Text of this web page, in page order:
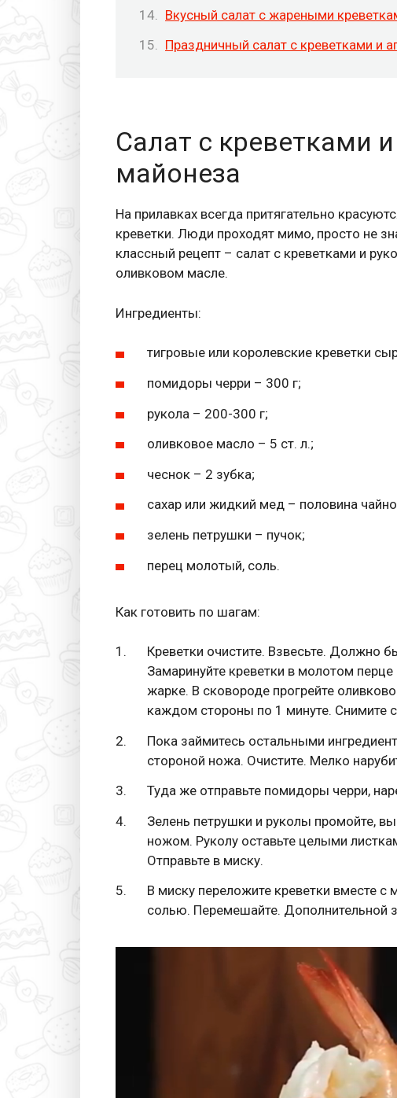
Вкусный салат с жареными
Праздничный салат с креветками и
Салат с креветками
майонеза
На прилавках всегда притягательно
креветки. Люди проходят мимо, просто не
классный рецепт – салат с креветками и
оливковом масле.
Ингредиенты:
тигровые или королевские креветки
помидоры черри – 300 г;
рукола – 200-300 г;
оливковое масло – 5 ст. л.;
чеснок – 2 зубка;
сахар или жидкий мед – половина
зелень петрушки – пучок;
перец молотый, соль.
Как готовить по шагам:
Креветки очистите. Взвесьте. Должно
Замаринуйте креветки в молотом перце
жарке. В сковороде прогрейте
каждом стороны по 1 минуте. Снимите
Пока займитесь остальными
стороной ножа. Очистите. Мелко
Туда же отправьте помидоры черри,
Зелень петрушки и руколы промойте,
ножом. Руколу оставьте целыми
Отправьте в миску.
В миску переложите креветки вместе
солью. Перемешайте. Дополнительной